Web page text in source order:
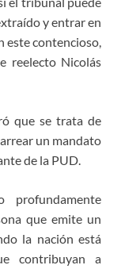
y entrar en
este contencioso,
reelecto Nicolás
que se trata de
un mandato
de la PUD.
que emite un
la nación está
contribuyan a